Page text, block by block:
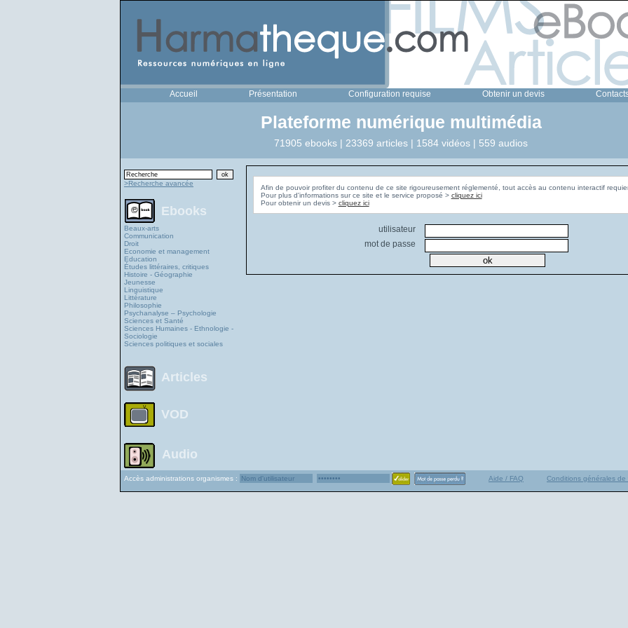
Accueil Présentation Configuration requise Obtenir un devis
Plateforme numérique multimédia
71905 ebooks | 23369 articles | 1584 vidéos | 559 audios
>Recherche avancée
Ebooks
Beaux-arts
Communication
Droit
Economie et management
Education
Études littéraires, critiques
Histoire - Géographie
Jeunesse
Linguistique
Littérature
Philosophie
Psychanalyse – Psychologie
Sciences et Santé
Sciences Humaines - Ethnologie -
Sociologie
Sciences politiques et sociales
Articles
VOD
Audio
Afin de pouvoir profiter du contenu de ce site rigoureusement réglementé, tout accès au contenu interactif
Pour plus d'informations sur ce site et le service proposé > cliquez ici
Pour obtenir un devis > cliquez ici
utilisateur
mot de passe
Accès administrations organismes : Aide / FAQ Conditions générales de